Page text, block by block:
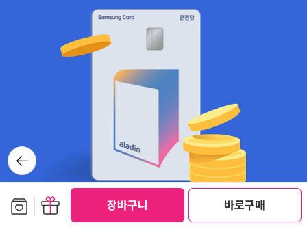
장바구니 바로구매
이다.14~15세기 '중세'와 '르네상스'라는 '연속'과 '혁신'의 경계적 시
공간의 중심에 바로 인문주의 '식자'들과 '책'이 있다.사회사를 근본으
로 하는 역사학자 답게 자크 베르제는 중세 후기 '식자'들의 배경으
속 왕정이 근대화되면서 구조적인 관료체계를 갖추게 되고 교회 또
한 동일 체계로 변모하는 과정에서 대학 학위를 취득한 학사나 박사
가 교회 또는 국가권력에 편입되고 복무하게 된 것이다. 교회법이
나 로마법에 정통한 '법학' 전공자들이 이미 서양 중세 시대부터 우대
받기 시작한 것이다.대학에서 '법대' 우세의 기원이 대학이 최초로 설
립된 중세부터였다는 사실을 이 책을 통해 알게 된다."... 중세 말에 이
르러 '식자(識者)'들, 적어도 그 중 몇몇이 통상적인 사법, 행정 기
능 수행을 넘어서는 '지적 형태의 정치적 참여'를 개시했다고 말
뒤로가
기